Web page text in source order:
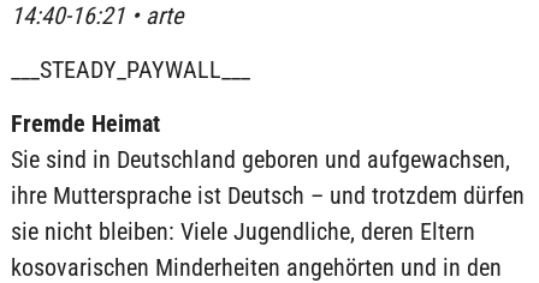
14:40-16:21 • arte
___STEADY_PAYWALL___
Fremde Heimat
Sie sind in Deutschland geboren und aufgewachsen,
ihre Muttersprache ist Deutsch – und trotzdem dürfen
sie nicht bleiben: Viele Jugendliche, deren Eltern
kosovarischen Minderheiten angehörten und in den